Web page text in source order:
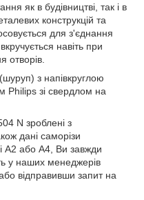
як в будівництві, так і в
конструкцій та
для з'єднання
навіть при
отворів.
з напівкруглою
Philips зі свердлом на
N зроблені з
дані саморізи
А2 або А4, Ви завжди
у наших менеджерів
відправивши запит на